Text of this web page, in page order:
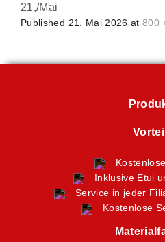
21,/Mai
Published 21. Mai 2026 at800
Inklusive Etui
Service in jeder
Kostenlose